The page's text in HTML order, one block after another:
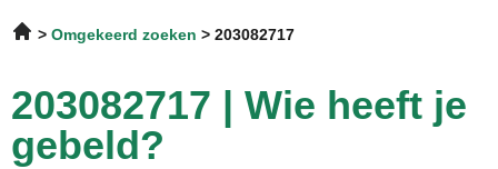
Omgekeerd zoeken 203082717
203082717 | Wie heeft je
gebeld?